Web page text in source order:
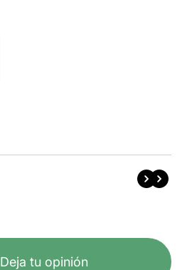
Deja tu opinión